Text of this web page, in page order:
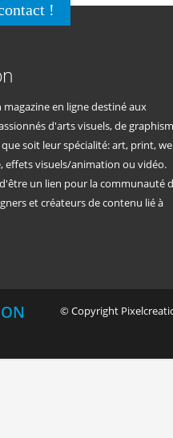
!
en ligne destiné aux
d'arts visuels, de
soit leur spécialité: art, print,
effets visuels/animation ou vidéo.
un lien pour la communauté
et créateurs de contenu lié à
© Copyright